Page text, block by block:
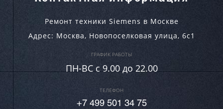
Ремонт техники Siemens в Москве
Адрес: Москва, Новопоселковая улица, 6с1
ГРАФИК РАБОТЫ
ПН-ВC c 9.00 до 22.00
ТЕЛЕФОН
+7 499 501 34 75